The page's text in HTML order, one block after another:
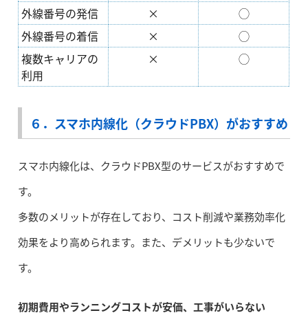
外線番号の発信
×
◯
外線番号の着信
×
◯
複数キャリアの
利用
× ◯
６．スマホ内線化（クラウドPBX）がおすすめ
スマホ内線化は、クラウドPBX型のサービスがおすすめで
す。
多数のメリットが存在しており、コスト削減や業務効率化
効果をより高められます。また、デメリットも少ないで
す。
初期費用やランニングコストが安価、工事がいらない